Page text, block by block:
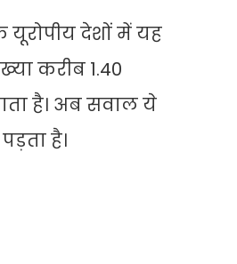
देशों में यह
करीब 1.40
है। अब सवाल ये
है।